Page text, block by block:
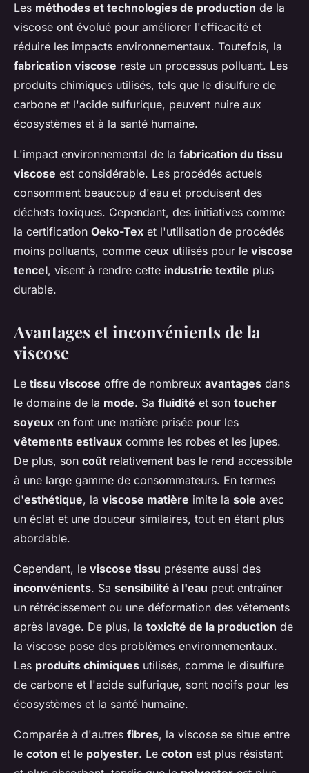
Les méthodes et technologies de production de la
viscose ont évolué pour améliorer l'efficacité et
réduire les impacts environnementaux. Toutefois, la
fabrication viscose reste un processus polluant. Les
produits chimiques utilisés, tels que le disulfure de
carbone et l'acide sulfurique, peuvent nuire aux
écosystèmes et à la santé humaine.
L'impact environnemental de la fabrication du tissu
viscose est considérable. Les procédés actuels
consomment beaucoup d'eau et produisent des
déchets toxiques. Cependant, des initiatives comme
la certification Oeko-Tex et l'utilisation de procédés
moins polluants, comme ceux utilisés pour le viscose
tencel, visent à rendre cette industrie textile plus
durable.
Avantages et inconvénients de la
viscose
Le tissu viscose offre de nombreux avantages dans
le domaine de la mode. Sa fluidité et son toucher
soyeux en font une matière prisée pour les
vêtements estivaux comme les robes et les jupes.
De plus, son coût relativement bas le rend accessible
à une large gamme de consommateurs. En termes
d'esthétique, la viscose matière imite la soie avec
un éclat et une douceur similaires, tout en étant plus
abordable.
Cependant, le viscose tissu présente aussi des
inconvénients. Sa sensibilité à l'eau peut entraîner
un rétrécissement ou une déformation des vêtements
après lavage. De plus, la toxicité de la production de
la viscose pose des problèmes environnementaux.
Les produits chimiques utilisés, comme le disulfure
de carbone et l'acide sulfurique, sont nocifs pour les
écosystèmes et la santé humaine.
Comparée à d'autres fibres, la viscose se situe entre
le coton et le polyester. Le coton est plus résistant